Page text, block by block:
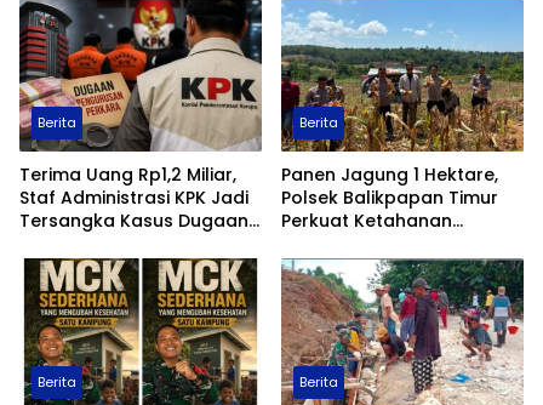
Transparan
Perkuat Pencarian Fakta
Hukum
Berita
Terima Uang Rp1,2 Miliar,
Staf Administrasi KPK Jadi
Tersangka Kasus Dugaan
Berita
Panen Jagung 1 Hektare,
Polsek Balikpapan Timur
Perkuat Ketahanan
Program Asta Cita
Berita Berita